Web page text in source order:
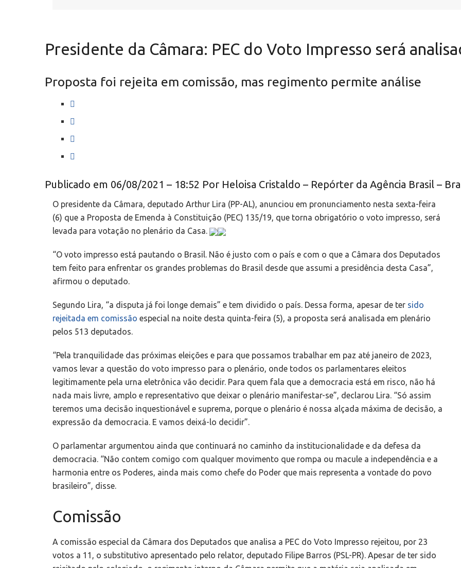
Presidente da Câmara: PEC do Voto Impresso será
Proposta foi rejeita em comissão, mas regimento permite análise
n
h
a
t
s
A
o
n
F
a
e
b
o
k
o
n
T
i
t
t
a
e
o
n
L
i
e
d
i
Publicado em 06/08/2021 – 18:52 Por Heloisa Cristaldo – Repórter da Agência Brasil –
O presidente da Câmara, deputado Arthur Lira (PP-AL), anunciou em pronunciamento nesta sexta-feira
(6) que a Proposta de Emenda à Constituição (PEC) 135/19, que torna obrigatório o voto impresso, será
levada para votação no plenário da Casa.
“O voto impresso está pautando o Brasil. Não é justo com o país e com o que a Câmara dos Deputados
tem feito para enfrentar os grandes problemas do Brasil desde que assumi a presidência desta Casa”,
afirmou o deputado.
Segundo Lira, “a disputa já foi longe demais” e tem dividido o país. Dessa forma, apesar de ter sido
rejeitada em comissão especial na noite desta quinta-feira (5), a proposta será analisada em plenário
pelos 513 deputados.
“Pela tranquilidade das próximas eleições e para que possamos trabalhar em paz até janeiro de 2023,
vamos levar a questão do voto impresso para o plenário, onde todos os parlamentares eleitos
legitimamente pela urna eletrônica vão decidir. Para quem fala que a democracia está em risco, não há
nada mais livre, amplo e representativo que deixar o plenário manifestar-se”, declarou Lira. “Só assim
teremos uma decisão inquestionável e suprema, porque o plenário é nossa alçada máxima de decisão, a
expressão da democracia. E vamos deixá-lo decidir”.
O parlamentar argumentou ainda que continuará no caminho da institucionalidade e da defesa da
democracia. “Não contem comigo com qualquer movimento que rompa ou macule a independência e a
harmonia entre os Poderes, ainda mais como chefe do Poder que mais representa a vontade do povo
brasileiro”, disse.
Comissão
A comissão especial da Câmara dos Deputados que analisa a PEC do Voto Impresso rejeitou, por 23
votos a 11, o substitutivo apresentado pelo relator, deputado Filipe Barros (PSL-PR). Apesar de ter sido